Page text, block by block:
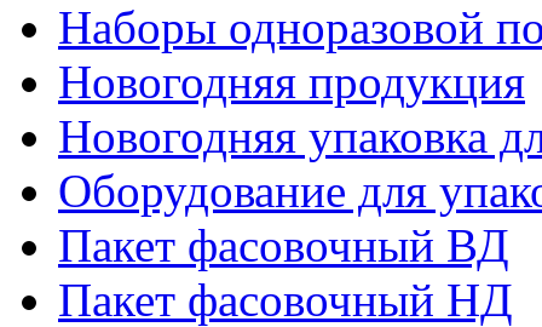
Наборы одноразовой
Новогодняя продукция
Новогодняя упаковка
Оборудование для
Пакет фасовочный ВД
Пакет фасовочный НД